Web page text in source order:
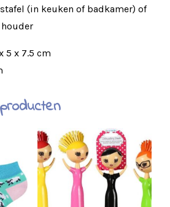
(in keuken of badkamer) of
5 x 7.5 cm